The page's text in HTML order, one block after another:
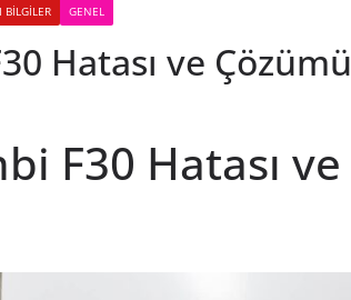
BILGILER GENEL
Hatası ve Çözümü
F30 Hatası ve